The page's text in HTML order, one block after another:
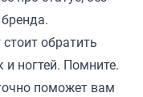
обратить
ногтей. Помните.
поможет вам